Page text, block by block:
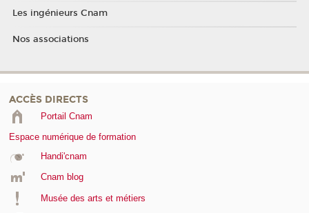
Les ingénieurs Cnam
Nos associations
ACCÈS DIRECTS
Portail Cnam
Espace numérique de formation
Handi'cnam
Cnam blog
Musée des arts et métiers